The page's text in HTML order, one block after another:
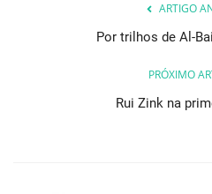
ARTIGO
Por trilhos de Al-
PRÓXIMO
Rui Zink na